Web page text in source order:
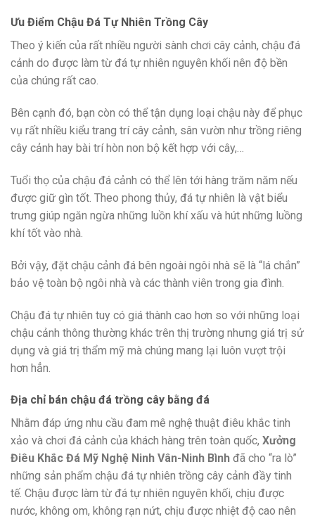
Ưu Điểm Chậu Đá Tự Nhiên Trồng Cây
Theo ý kiến của rất nhiều người sành chơi cây cảnh, chậu đá
cảnh do được làm từ đá tự nhiên nguyên khối nên độ bền
của chúng rất cao.
Bên cạnh đó, bạn còn có thể tận dụng loại chậu này để phục
vụ rất nhiều kiểu trang trí cây cảnh, sân vườn như trồng riêng
cây cảnh hay bài trí hòn non bộ kết hợp với cây,…
Tuổi thọ của chậu đá cảnh có thể lên tới hàng trăm năm nếu
được giữ gìn tốt. Theo phong thủy, đá tự nhiên là vật biểu
trưng giúp ngăn ngừa những luồn khí xấu và hút những luồng
khí tốt vào nhà.
Bởi vậy, đặt chậu cảnh đá bên ngoài ngôi nhà sẽ là “lá chắn”
bảo vệ toàn bộ ngôi nhà và các thành viên trong gia đình.
Chậu đá tự nhiên tuy có giá thành cao hơn so với những loại
chậu cảnh thông thường khác trên thị trường nhưng giá trị sử
dụng và giá trị thẩm mỹ mà chúng mang lại luôn vượt trội
hơn hẳn.
Địa chỉ bán chậu đá trồng cây bằng đá
Nhằm đáp ứng nhu cầu đam mê nghệ thuật điêu khắc tinh
xảo và chơi đá cảnh của khách hàng trên toàn quốc, Xưởng
Điêu Khắc Đá Mỹ Nghệ Ninh Vân-Ninh Bình đã cho “ra lò”
những sản phẩm chậu đá tự nhiên trồng cây cảnh đầy tinh
tế. Chậu được làm từ đá tự nhiên nguyên khối, chịu được
nước, không om, không rạn nứt, chịu được nhiệt độ cao nên